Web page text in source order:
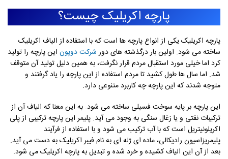
پارچه اکریلیک چیست؟
پارچه اکریلیک یکی از انواع پارچه ها است که با استفاده از الیاف اکریلیک
ساخته می شود. اولین بار درگذشته های دورشرکت دوپون این پارچه را تولید
کرد اما خیلی مورد استقبال مردم قرار نگرفت، به همین دلیل تولید آن متوقف
شد. اما سال ها طول کشید تا مردم استفاده از این پارچه را یاد گرفتند و
متوجه شدند که این پارچه چه کاربرد متنوعی دارد.
این پارچه بر پایه سوخت فسیلی ساخته می شود. به این معنا که الیاف آن از
ترکیبات نفتی و یا زغال سنگی به وجود می آید. پلیمر این پارچه ترکیبی از پلی
اکریلونیتریل است که با آب ترکیب می شود و با استفاده از فرآیند
پلیمریزاسیون رادیکالی، ماده ای ژله ای به نام فیبر اکریلیک به دست می آید.
بعد از آن این الیاف کشیده و خرد شده و تبدیل به پارچه اکریلیک می شود.